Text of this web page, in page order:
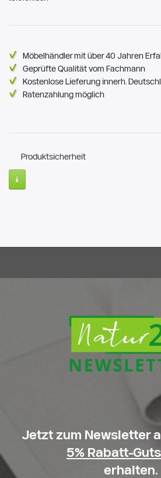
Möbelhändler mit über 40 Jahren
Geprüfte Qualität vom Fachmann
Kostenlose Lieferung innerh.
Ratenzahlung möglich
Produktsicherheit
Jetzt zum Newsletter
5% Rabatt-
erhalten.